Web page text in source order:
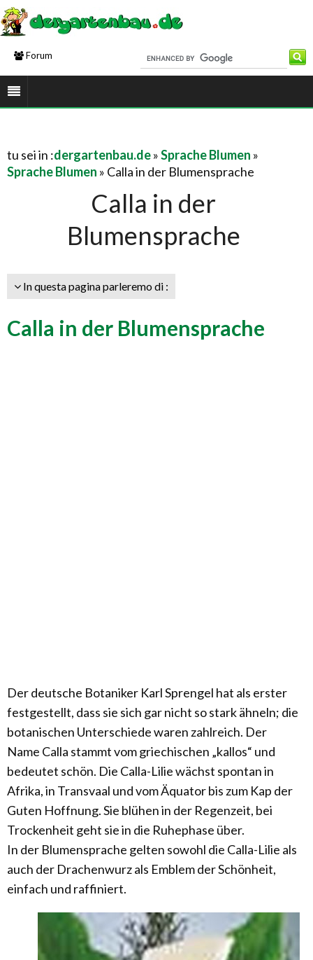
Forum
tu sei in :dergartenbau.de»Sprache Blumen »
Sprache Blumen » Calla in der Blumensprache
Calla in der
Blumensprache
In questa pagina parleremo di :
Calla in der Blumensprache
Der deutsche Botaniker Karl Sprengel hat als erster
festgestellt, dass sie sich gar nicht so stark ähneln; die
botanischen Unterschiede waren zahlreich. Der
Name Calla stammt vom griechischen „kallos“ und
bedeutet schön. Die Calla-Lilie wächst spontan in
Afrika, in Transvaal und vom Äquator bis zum Kap der
Guten Hoffnung. Sie blühen in der Regenzeit, bei
Trockenheit geht sie in die Ruhephase über.
In der Blumensprache gelten sowohl die Calla-Lilie als
auch der Drachenwurz als Emblem der Schönheit,
einfach und raffiniert.